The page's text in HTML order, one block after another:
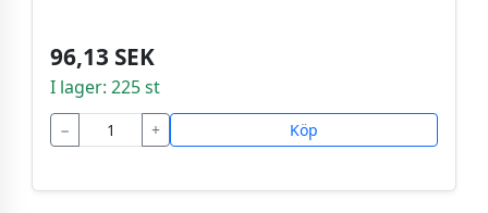
96,13 SEK
I lager: 225 st
− + Köp